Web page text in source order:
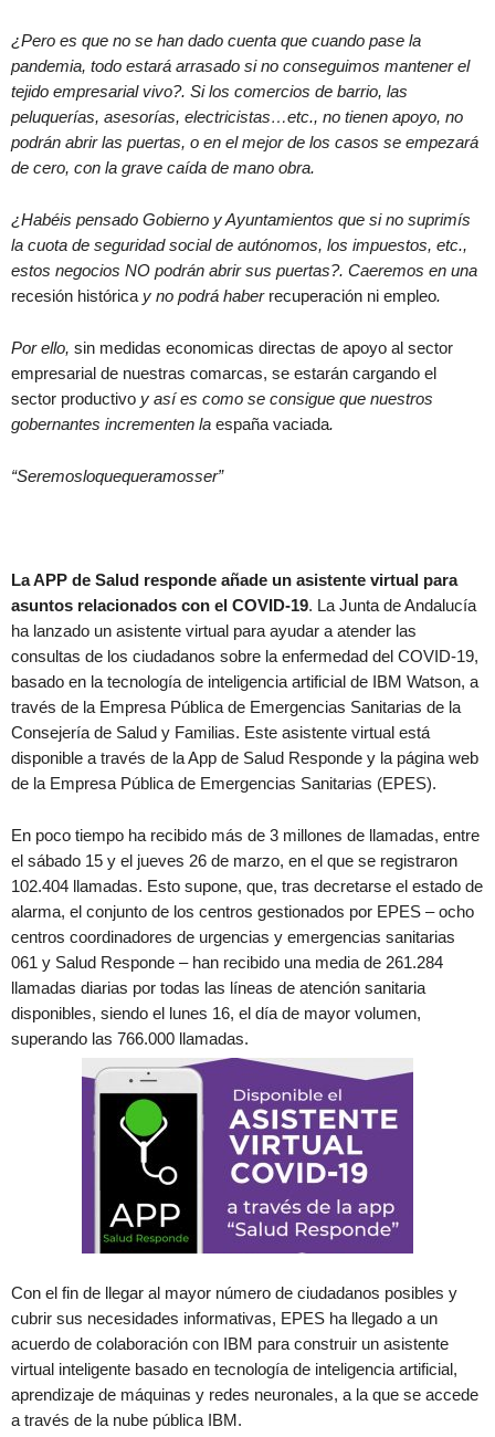
¿Pero es que no se han dado cuenta que cuando pase la
pandemia, todo estará arrasado si no conseguimos mantener el
tejido empresarial vivo?. Si los comercios de barrio, las
peluquerías, asesorías, electricistas…etc., no tienen apoyo, no
podrán abrir las puertas, o en el mejor de los casos se empezará
de cero, con la grave caída de mano obra.
¿Habéis pensado Gobierno y Ayuntamientos que si no suprimís
la cuota de seguridad social de autónomos, los impuestos, etc.,
estos negocios NO podrán abrir sus puertas?. Caeremos en una
recesión histórica y no podrá haber recuperación ni empleo.
Por ello, sin medidas economicas directas de apoyo al sector
empresarial de nuestras comarcas, se estarán cargando el
sector productivo y así es como se consigue que nuestros
gobernantes incrementen la españa vaciada.
“Seremosloquequeramosser”
La APP de Salud responde añade un asistente virtual para
asuntos relacionados con el COVID-19. La Junta de Andalucía
ha lanzado un asistente virtual para ayudar a atender las
consultas de los ciudadanos sobre la enfermedad del COVID-19,
basado en la tecnología de inteligencia artificial de IBM Watson, a
través de la Empresa Pública de Emergencias Sanitarias de la
Consejería de Salud y Familias. Este asistente virtual está
disponible a través de la App de Salud Responde y la página web
de la Empresa Pública de Emergencias Sanitarias (EPES).
En poco tiempo ha recibido más de 3 millones de llamadas, entre
el sábado 15 y el jueves 26 de marzo, en el que se registraron
102.404 llamadas. Esto supone, que, tras decretarse el estado de
alarma, el conjunto de los centros gestionados por EPES – ocho
centros coordinadores de urgencias y emergencias sanitarias
061 y Salud Responde – han recibido una media de 261.284
llamadas diarias por todas las líneas de atención sanitaria
disponibles, siendo el lunes 16, el día de mayor volumen,
superando las 766.000 llamadas.
Con el fin de llegar al mayor número de ciudadanos posibles y
cubrir sus necesidades informativas, EPES ha llegado a un
acuerdo de colaboración con IBM para construir un asistente
virtual inteligente basado en tecnología de inteligencia artificial,
aprendizaje de máquinas y redes neuronales, a la que se accede
a través de la nube pública IBM.